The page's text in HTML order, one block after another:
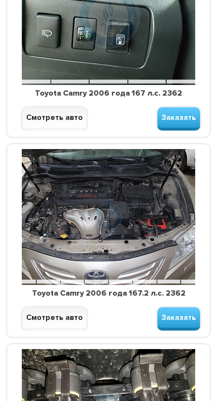
Toyota Camry 2006 года 167 л.с. 2362
Смотреть авто Заказать
Toyota Camry 2006 года 167.2 л.с. 2362
Смотреть авто Заказать